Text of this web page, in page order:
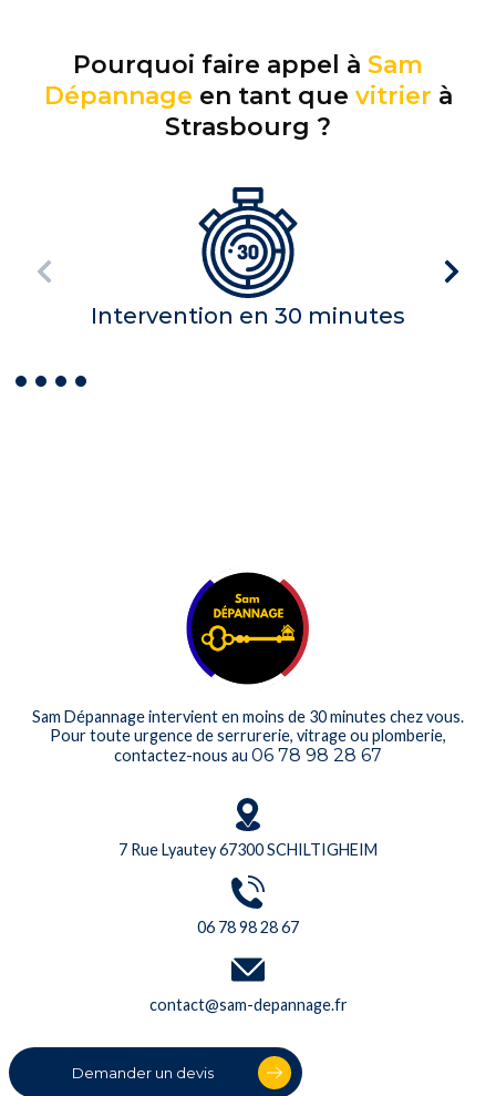
Pourquoi faire appel à Sam
Dépannage en tant que vitrier à
Strasbourg ?
Intervention en 30 minutes
Sam Dépannage intervient en moins de 30 minutes chez vous.
Pour toute urgence de serrurerie, vitrage ou plomberie,
contactez-nous au 06 78 98 28 67
7 Rue Lyautey 67300 SCHILTIGHEIM
06 78 98 28 67
contact@sam-depannage.fr
Demander un devis